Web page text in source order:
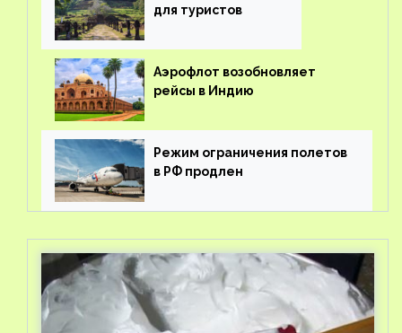
для туристов
Аэрофлот возобновляет
рейсы в Индию
Режим ограничения полетов
в РФ продлен